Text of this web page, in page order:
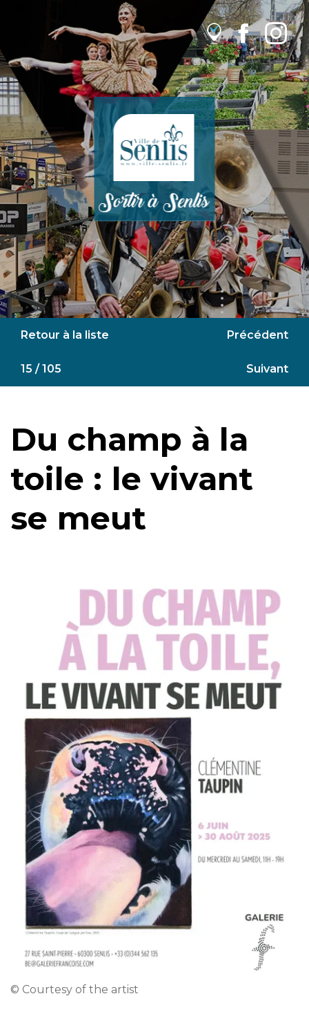
Retour à la liste Précédent
15 / 105 Suivant
Du champ à la
toile : le vivant
se meut
© Courtesy of the artist